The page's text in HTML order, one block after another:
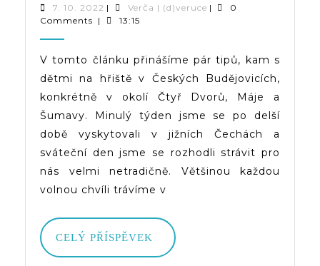
Na
V
7. 10. 2022 7.
10.
| Verča | (d)veruceVerča
|
0
Comments | 13:15
V tomto článku přinášíme pár tipů, kam s
dětmi na hřiště v Českých Budějovicích,
konkrétně v okolí Čtyř Dvorů, Máje a
Šumavy. Minulý týden jsme se po delší
době vyskytovali v jižních Čechách a
sváteční den jsme se rozhodli strávit pro
nás velmi netradičně. Většinou každou
volnou chvíli trávíme v
CELÝ PŘÍSPĚVEK
CELÝ
PŘÍSPĚVEK